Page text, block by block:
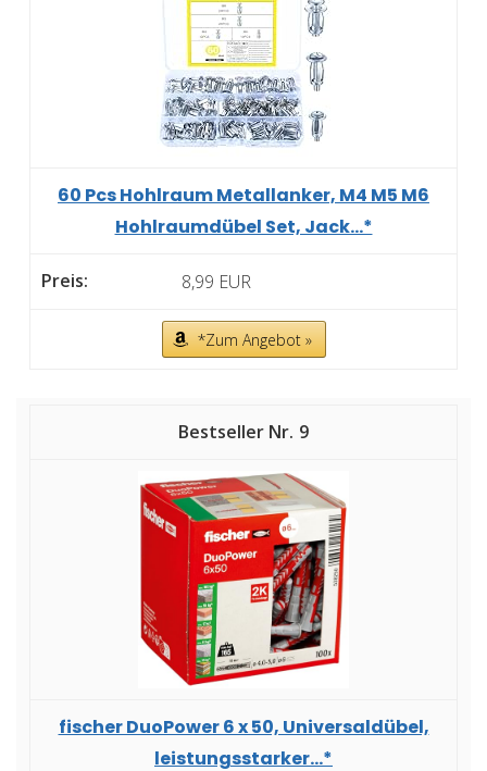
60 Pcs Hohlraum Metallanker, M4 M5 M6
Hohlraumdübel Set, Jack...*
8,99 EUR
*Zum Angebot »
9
fischer DuoPower 6 x 50, Universaldübel,
leistungsstarker...*